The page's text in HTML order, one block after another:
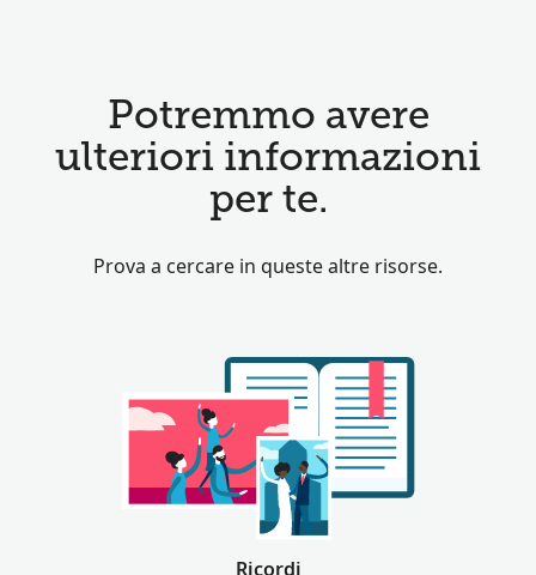
Potremmo avere
ulteriori informazioni
per te.
Prova a cercare in queste altre risorse.
Ricordi